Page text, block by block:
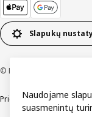
Slapukų
© Inter IKEA Systems B.V.
Prieinamumas
Naudojame
suasmenintų